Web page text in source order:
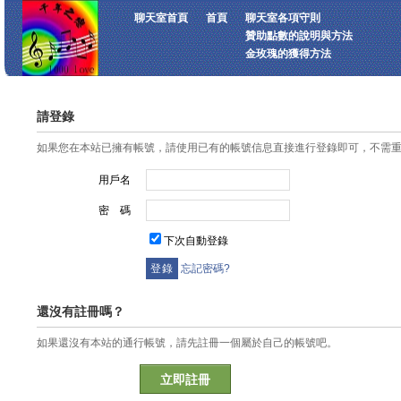
聊天室首頁 首頁
聊天室各項守則
贊助點數的說明與方法
金玫瑰的獲得方法
請登錄
如果您在本站已擁有帳號，請使用已有的帳號信息直接進行登錄即可，不需
用戶名
密 碼
下次自動登錄
忘記密碼?
還沒有註冊嗎？
如果還沒有本站的通行帳號，請先註冊一個屬於自己的帳號吧。
立即註冊